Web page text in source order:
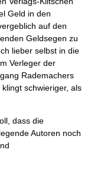
Geld in den
auf den
Geldsegen zu
lieber selbst in die
Verleger der
Rademachers
schwieriger, als
dass die
Autoren noch